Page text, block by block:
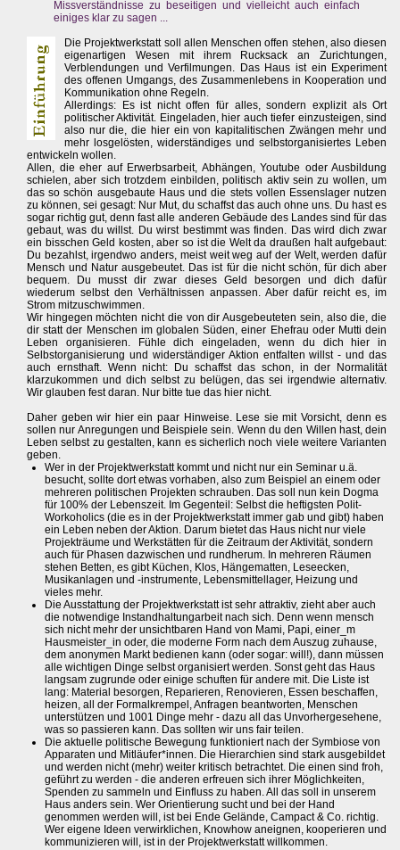
Missverständnisse zu beseitigen und vielleicht auch einfach
einiges klar zu sagen ...
Die Projektwerkstatt soll allen Menschen offen stehen, also diesen
eigenartigen Wesen mit ihrem Rucksack an Zurichtungen,
Verblendungen und Verfilmungen. Das Haus ist ein Experiment
des offenen Umgangs, des Zusammenlebens in Kooperation und
Kommunikation ohne Regeln.
Allerdings: Es ist nicht offen für alles, sondern explizit als Ort
politischer Aktivität. Eingeladen, hier auch tiefer einzusteigen, sind
also nur die, die hier ein von kapitalitischen Zwängen mehr und
mehr losgelösten, widerständiges und selbstorganisiertes Leben
entwickeln wollen.
Allen, die eher auf Erwerbsarbeit, Abhängen, Youtube oder Ausbildung
schielen, aber sich trotzdem einbilden, politisch aktiv sein zu wollen, um
das so schön ausgebaute Haus und die stets vollen Essenslager nutzen
zu können, sei gesagt: Nur Mut, du schaffst das auch ohne uns. Du hast es
sogar richtig gut, denn fast alle anderen Gebäude des Landes sind für das
gebaut, was du willst. Du wirst bestimmt was finden. Das wird dich zwar
ein bisschen Geld kosten, aber so ist die Welt da draußen halt aufgebaut:
Du bezahlst, irgendwo anders, meist weit weg auf der Welt, werden dafür
Mensch und Natur ausgebeutet. Das ist für die nicht schön, für dich aber
bequem. Du musst dir zwar dieses Geld besorgen und dich dafür
wiederum selbst den Verhältnissen anpassen. Aber dafür reicht es, im
Strom mitzuschwimmen.
Wir hingegen möchten nicht die von dir Ausgebeuteten sein, also die, die
dir statt der Menschen im globalen Süden, einer Ehefrau oder Mutti dein
Leben organisieren. Fühle dich eingeladen, wenn du dich hier in
Selbstorganisierung und widerständiger Aktion entfalten willst - und das
auch ernsthaft. Wenn nicht: Du schaffst das schon, in der Normalität
klarzukommen und dich selbst zu belügen, das sei irgendwie alternativ.
Wir glauben fest daran. Nur bitte tue das hier nicht.
Daher geben wir hier ein paar Hinweise. Lese sie mit Vorsicht, denn es
sollen nur Anregungen und Beispiele sein. Wenn du den Willen hast, dein
Leben selbst zu gestalten, kann es sicherlich noch viele weitere Varianten
geben.
Wer in der Projektwerkstatt kommt und nicht nur ein Seminar u.ä.
besucht, sollte dort etwas vorhaben, also zum Beispiel an einem oder
mehreren politischen Projekten schrauben. Das soll nun kein Dogma
für 100% der Lebenszeit. Im Gegenteil: Selbst die heftigsten Polit-
Workoholics (die es in der Projektwerkstatt immer gab und gibt) haben
ein Leben neben der Aktion. Darum bietet das Haus nicht nur viele
Projekträume und Werkstätten für die Zeitraum der Aktivität, sondern
auch für Phasen dazwischen und rundherum. In mehreren Räumen
stehen Betten, es gibt Küchen, Klos, Hängematten, Leseecken,
Musikanlagen und -instrumente, Lebensmittellager, Heizung und
vieles mehr.
Die Ausstattung der Projektwerkstatt ist sehr attraktiv, zieht aber auch
die notwendige Instandhaltungarbeit nach sich. Denn wenn mensch
sich nicht mehr der unsichtbaren Hand von Mami, Papi, einer_m
Hausmeister_in oder, die moderne Form nach dem Auszug zuhause,
dem anonymen Markt bedienen kann (oder sogar: will!), dann müssen
alle wichtigen Dinge selbst organisiert werden. Sonst geht das Haus
langsam zugrunde oder einige schuften für andere mit. Die Liste ist
lang: Material besorgen, Reparieren, Renovieren, Essen beschaffen,
heizen, all der Formalkrempel, Anfragen beantworten, Menschen
unterstützen und 1001 Dinge mehr - dazu all das Unvorhergesehene,
was so passieren kann. Das sollten wir uns fair teilen.
Die aktuelle politische Bewegung funktioniert nach der Symbiose von
Apparaten und Mitläufer*innen. Die Hierarchien sind stark ausgebildet
und werden nicht (mehr) weiter kritisch betrachtet. Die einen sind froh,
geführt zu werden - die anderen erfreuen sich ihrer Möglichkeiten,
Spenden zu sammeln und Einfluss zu haben. All das soll in unserem
Haus anders sein. Wer Orientierung sucht und bei der Hand
genommen werden will, ist bei Ende Gelände, Campact & Co. richtig.
Wer eigene Ideen verwirklichen, Knowhow aneignen, kooperieren und
kommunizieren will, ist in der Projektwerkstatt willkommen.